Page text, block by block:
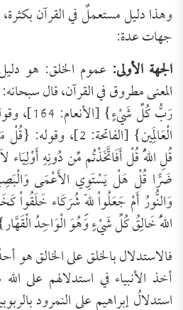
وهذا دليل مستعملٌ في القرآن
جهات عدة:
الجهة الأولى: عموم الخلق: هو
المعنى مطروق في القرآن، قال
رَبُّ كُلِّ
الْعَالَمِين} [الفاتحة:
قُلِ اللّهُ قُلْ أَفَاتَّخَذْتُم مِّن دُونِهِ
ضَرًّا قُلْ هَلْ يَسْتَوِي الأَعْمَى
وَالنُّورُ أَمْ جَعَلُواْ لِلّهِ شُرَكَاء خَلَقُواْ
اللّهُ خَالِقُ كُلِّ شَيْءٍ وَهُوَ الْوَاحِدُ الْقَهَّار}
فالاستدلال بالخلق على الخالق هو
أخذ الأنبياء في استدلالهم على
استدلالُ إبراهيم على النمرود